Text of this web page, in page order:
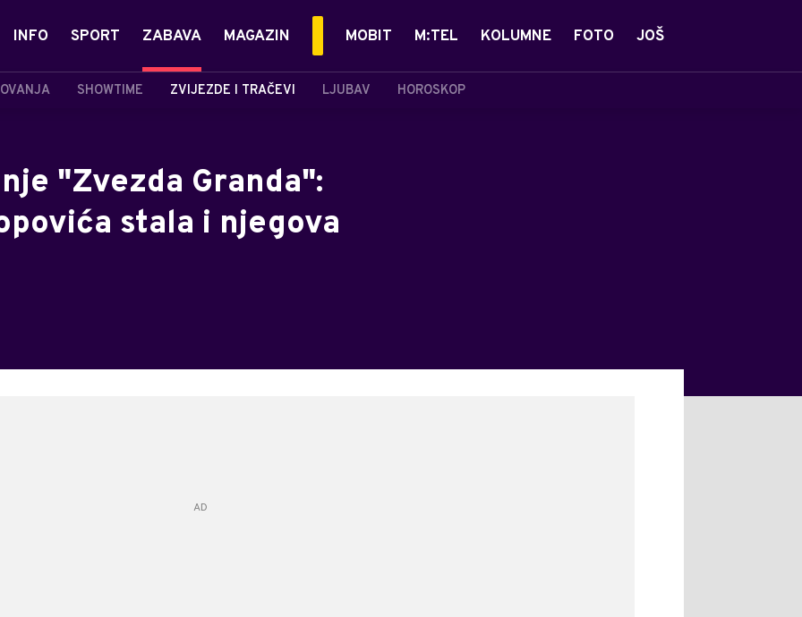
INFO SPORT ZABAVA
SHOWTIME ZVIJEZDE I TRAČEVI LJUBAV HOROSKOP
MAGAZIN MOBIT M:TEL KOLUMNE FOTO JOŠ
"Zvezda Granda":
stala i njegova